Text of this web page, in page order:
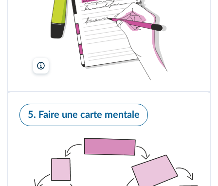
5. Faire une carte mentale